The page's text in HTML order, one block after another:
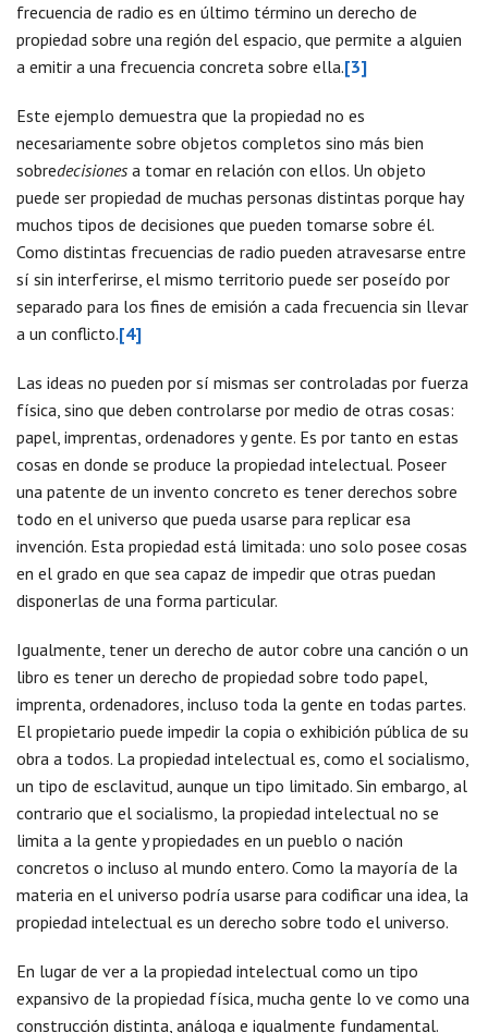
frecuencia de radio es en último término un derecho de
propiedad sobre una región del espacio, que permite a alguien
a emitir a una frecuencia concreta sobre ella.[3]
Este ejemplo demuestra que la propiedad no es
necesariamente sobre objetos completos sino más bien
sobredecisiones a tomar en relación con ellos. Un objeto
puede ser propiedad de muchas personas distintas porque hay
muchos tipos de decisiones que pueden tomarse sobre él.
Como distintas frecuencias de radio pueden atravesarse entre
sí sin interferirse, el mismo territorio puede ser poseído por
separado para los fines de emisión a cada frecuencia sin llevar
a un conflicto.[4]
Las ideas no pueden por sí mismas ser controladas por fuerza
física, sino que deben controlarse por medio de otras cosas:
papel, imprentas, ordenadores y gente. Es por tanto en estas
cosas en donde se produce la propiedad intelectual. Poseer
una patente de un invento concreto es tener derechos sobre
todo en el universo que pueda usarse para replicar esa
invención. Esta propiedad está limitada: uno solo posee cosas
en el grado en que sea capaz de impedir que otras puedan
disponerlas de una forma particular.
Igualmente, tener un derecho de autor cobre una canción o un
libro es tener un derecho de propiedad sobre todo papel,
imprenta, ordenadores, incluso toda la gente en todas partes.
El propietario puede impedir la copia o exhibición pública de su
obra a todos. La propiedad intelectual es, como el socialismo,
un tipo de esclavitud, aunque un tipo limitado. Sin embargo, al
contrario que el socialismo, la propiedad intelectual no se
limita a la gente y propiedades en un pueblo o nación
concretos o incluso al mundo entero. Como la mayoría de la
materia en el universo podría usarse para codificar una idea, la
propiedad intelectual es un derecho sobre todo el universo.
En lugar de ver a la propiedad intelectual como un tipo
expansivo de la propiedad física, mucha gente lo ve como una
construcción distinta, análoga e igualmente fundamental.